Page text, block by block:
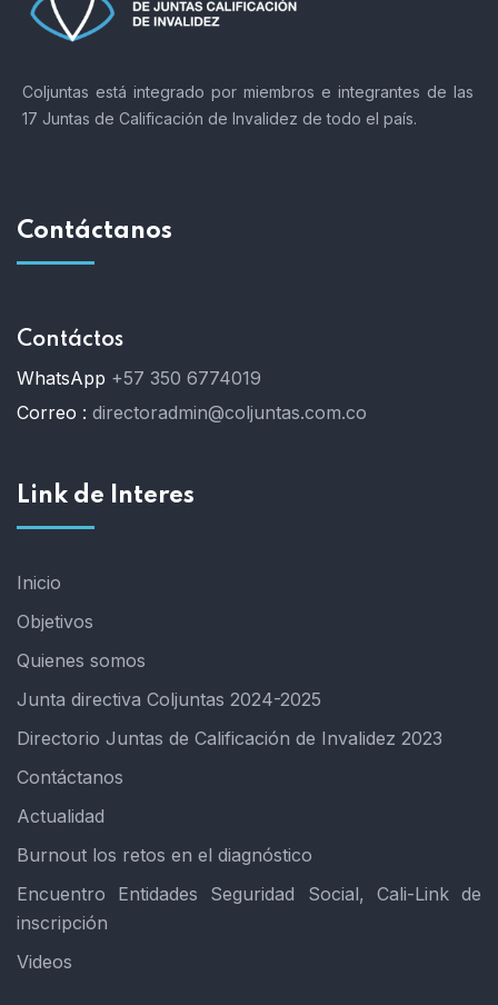
Coljuntas está integrado por miembros e integrantes de las
17 Juntas de Calificación de Invalidez de todo el país.
Contáctanos
Contáctos
WhatsApp +57 350 6774019
Correo : directoradmin@coljuntas.com.co
Link de Interes
Inicio
Objetivos
Quienes somos
Junta directiva Coljuntas 2024-2025
Directorio Juntas de Calificación de Invalidez 2023
Contáctanos
Actualidad
Burnout los retos en el diagnóstico
Encuentro Entidades Seguridad Social, Cali-Link de
inscripción
Videos